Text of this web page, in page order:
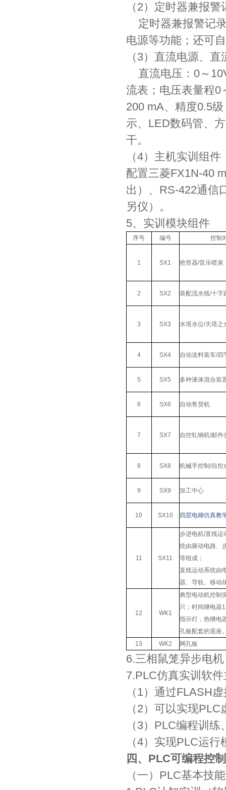
（2）定时器兼报警
定时器兼报警记
电源等功能；还可
（3）直流电源、
直流电压：0～
流表；电压表量程0
200 mA、精度0.5
示、LED数码管、
干。
（4）主机实训组件
配置三菱FX1N-40
出）、RS-422通信
另仪）。
5、实训模块组件
序号 编号 控制
1 SX1 抢答器/音乐喷泉
2 SX2 装配流水线/十字
3 SX3 水塔水位/天塔之
4 SX4 自动送料装车/四
5 SX5 多种液体混合装
6 SX6 自动售货机
7 SX7 自控轧钢机/邮件
8 SX8 机械手控制/自控
9 SX9 加工中心
10 SX10 四层电梯仿真教
11 SX11
步进电机/直线运
统由驱动电路、
等组成；
直线运动系统由
器、导轨、移动
12 WK1
典型电动机控制
只；时间继电器
指示灯，热继电
孔板配套的底座
13
WK2 网孔板
6.三相鼠笼异步电
7.PLC仿真实训软
（1）通过FLASH
（2）可以实现
（3）PLC编程训
（4）实现PLC运
四、 PLC可编程控
（一）PLC基本技